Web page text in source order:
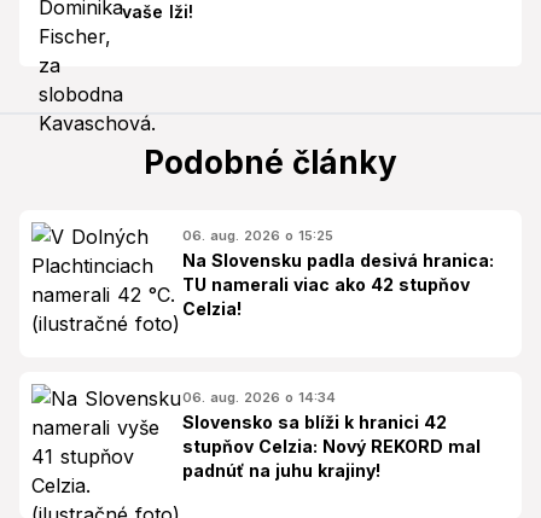
vaše lži!
Podobné články
06. aug. 2026 o 15:25
Na Slovensku padla desivá hranica:
TU namerali viac ako 42 stupňov
Celzia!
06. aug. 2026 o 14:34
Slovensko sa blíži k hranici 42
stupňov Celzia: Nový REKORD mal
padnúť na juhu krajiny!